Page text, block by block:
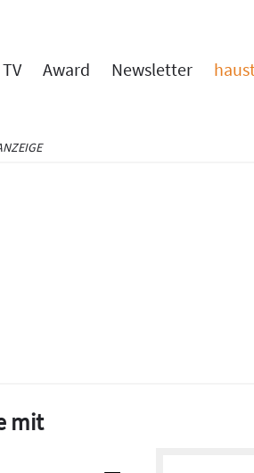
TV Award Newsletter
mit